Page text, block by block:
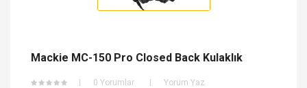
Mackie MC-150 Pro Closed Back Kulaklık
0 Yorumlar Yorum Yaz